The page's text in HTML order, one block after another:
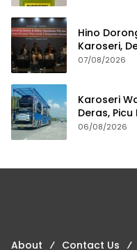
Hino
Karoseri,
Pelanggan
07/08/2026
Karoseri
Deras,
06/08/2026
About Contact Us